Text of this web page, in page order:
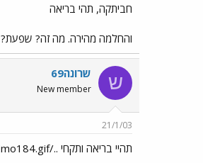
חביתקה, תהי בריאה
והחלמה מהירה. מה זה? שפעת?
ש שרונה69
New member
21/1/03
תהיי בריאה ותקחי ../images/Emo184.gif